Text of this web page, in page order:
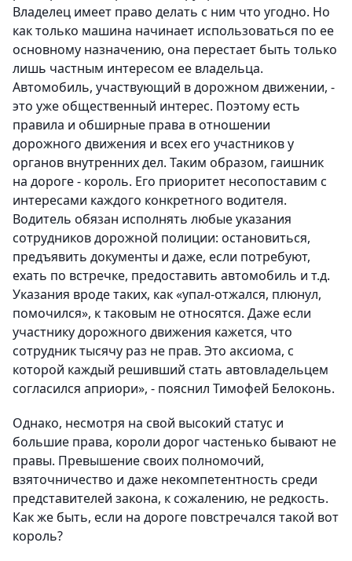
Владелец имеет право делать с ним что угодно. Но
как только машина начинает использоваться по ее
основному назначению, она перестает быть только
лишь частным интересом ее владельца.
Автомобиль, участвующий в дорожном движении, -
это уже общественный интерес. Поэтому есть
правила и обширные права в отношении
дорожного движения и всех его участников у
органов внутренних дел. Таким образом, гаишник
на дороге - король. Его приоритет несопоставим с
интересами каждого конкретного водителя.
Водитель обязан исполнять любые указания
сотрудников дорожной полиции: остановиться,
предъявить документы и даже, если потребуют,
ехать по встречке, предоставить автомобиль и т.д.
Указания вроде таких, как «упал-отжался, плюнул,
помочился», к таковым не относятся. Даже если
участнику дорожного движения кажется, что
сотрудник тысячу раз не прав. Это аксиома, с
которой каждый решивший стать автовладельцем
согласился априори», - пояснил Тимофей Белоконь.
Однако, несмотря на свой высокий статус и
большие права, короли дорог частенько бывают не
правы. Превышение своих полномочий,
взяточничество и даже некомпетентность среди
представителей закона, к сожалению, не редкость.
Как же быть, если на дороге повстречался такой вот
король?